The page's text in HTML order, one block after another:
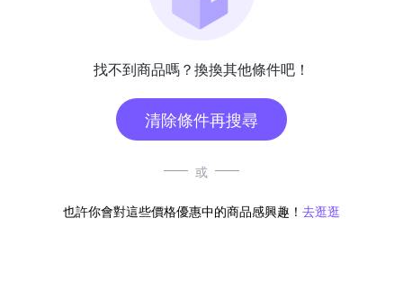
找不到商品嗎？換換其他條件吧！
清除條件再搜尋
或
也許你會對這些價格優惠中的商品感興趣！ 去逛逛